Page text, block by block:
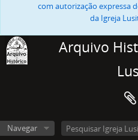
com autorização expressa
da Igreja
Arquivo
Navegar